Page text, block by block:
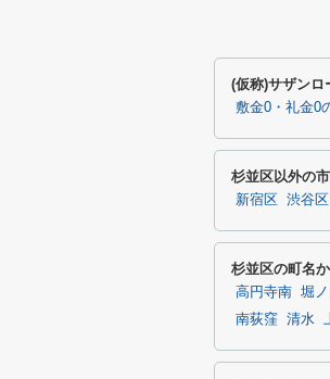
(仮称)サザンロ
敷金0・礼金0
杉並区以外の
新宿区 渋谷区
杉並区の町名
高円寺南 堀
南荻窪 清水